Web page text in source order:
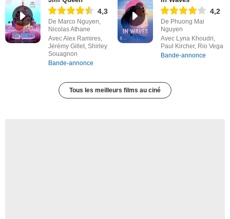
4,3
De Marco Nguyen,
Nicolas Athane
Avec Alex Ramires,
Jérémy Gillet, Shirley
Souagnon
Bande-annonce
4,2
De Phuong Mai
Nguyen
Avec Lyna Khoudri,
Paul Kircher, Rio Vega
Bande-annonce
Tous les meilleurs films au ciné